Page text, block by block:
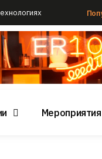
Мероприятия